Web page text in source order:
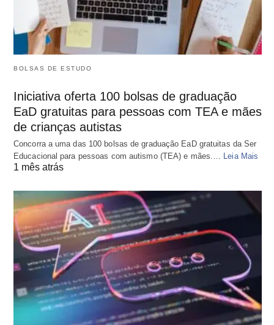
BOLSAS DE ESTUDO
Iniciativa oferta 100 bolsas de graduação
EaD gratuitas para pessoas com TEA e mães
de crianças autistas
Concorra a uma das 100 bolsas de graduação EaD gratuitas da Ser
Educacional para pessoas com autismo (TEA) e mães.… Leia Mais
1 mês atrás